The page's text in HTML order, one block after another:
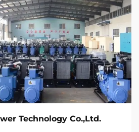
Technology Co.,Ltd.